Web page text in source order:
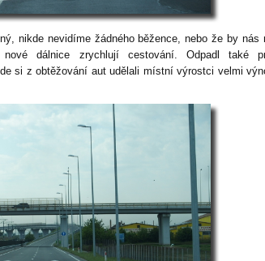
nikde nevidíme žádného běžence, nebo že by nás
dálnice zrychlují cestování. Odpadl také
si z obtěžování aut udělali místní výrostci velmi